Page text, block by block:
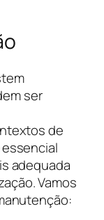
ser
de
adequada
Vamos